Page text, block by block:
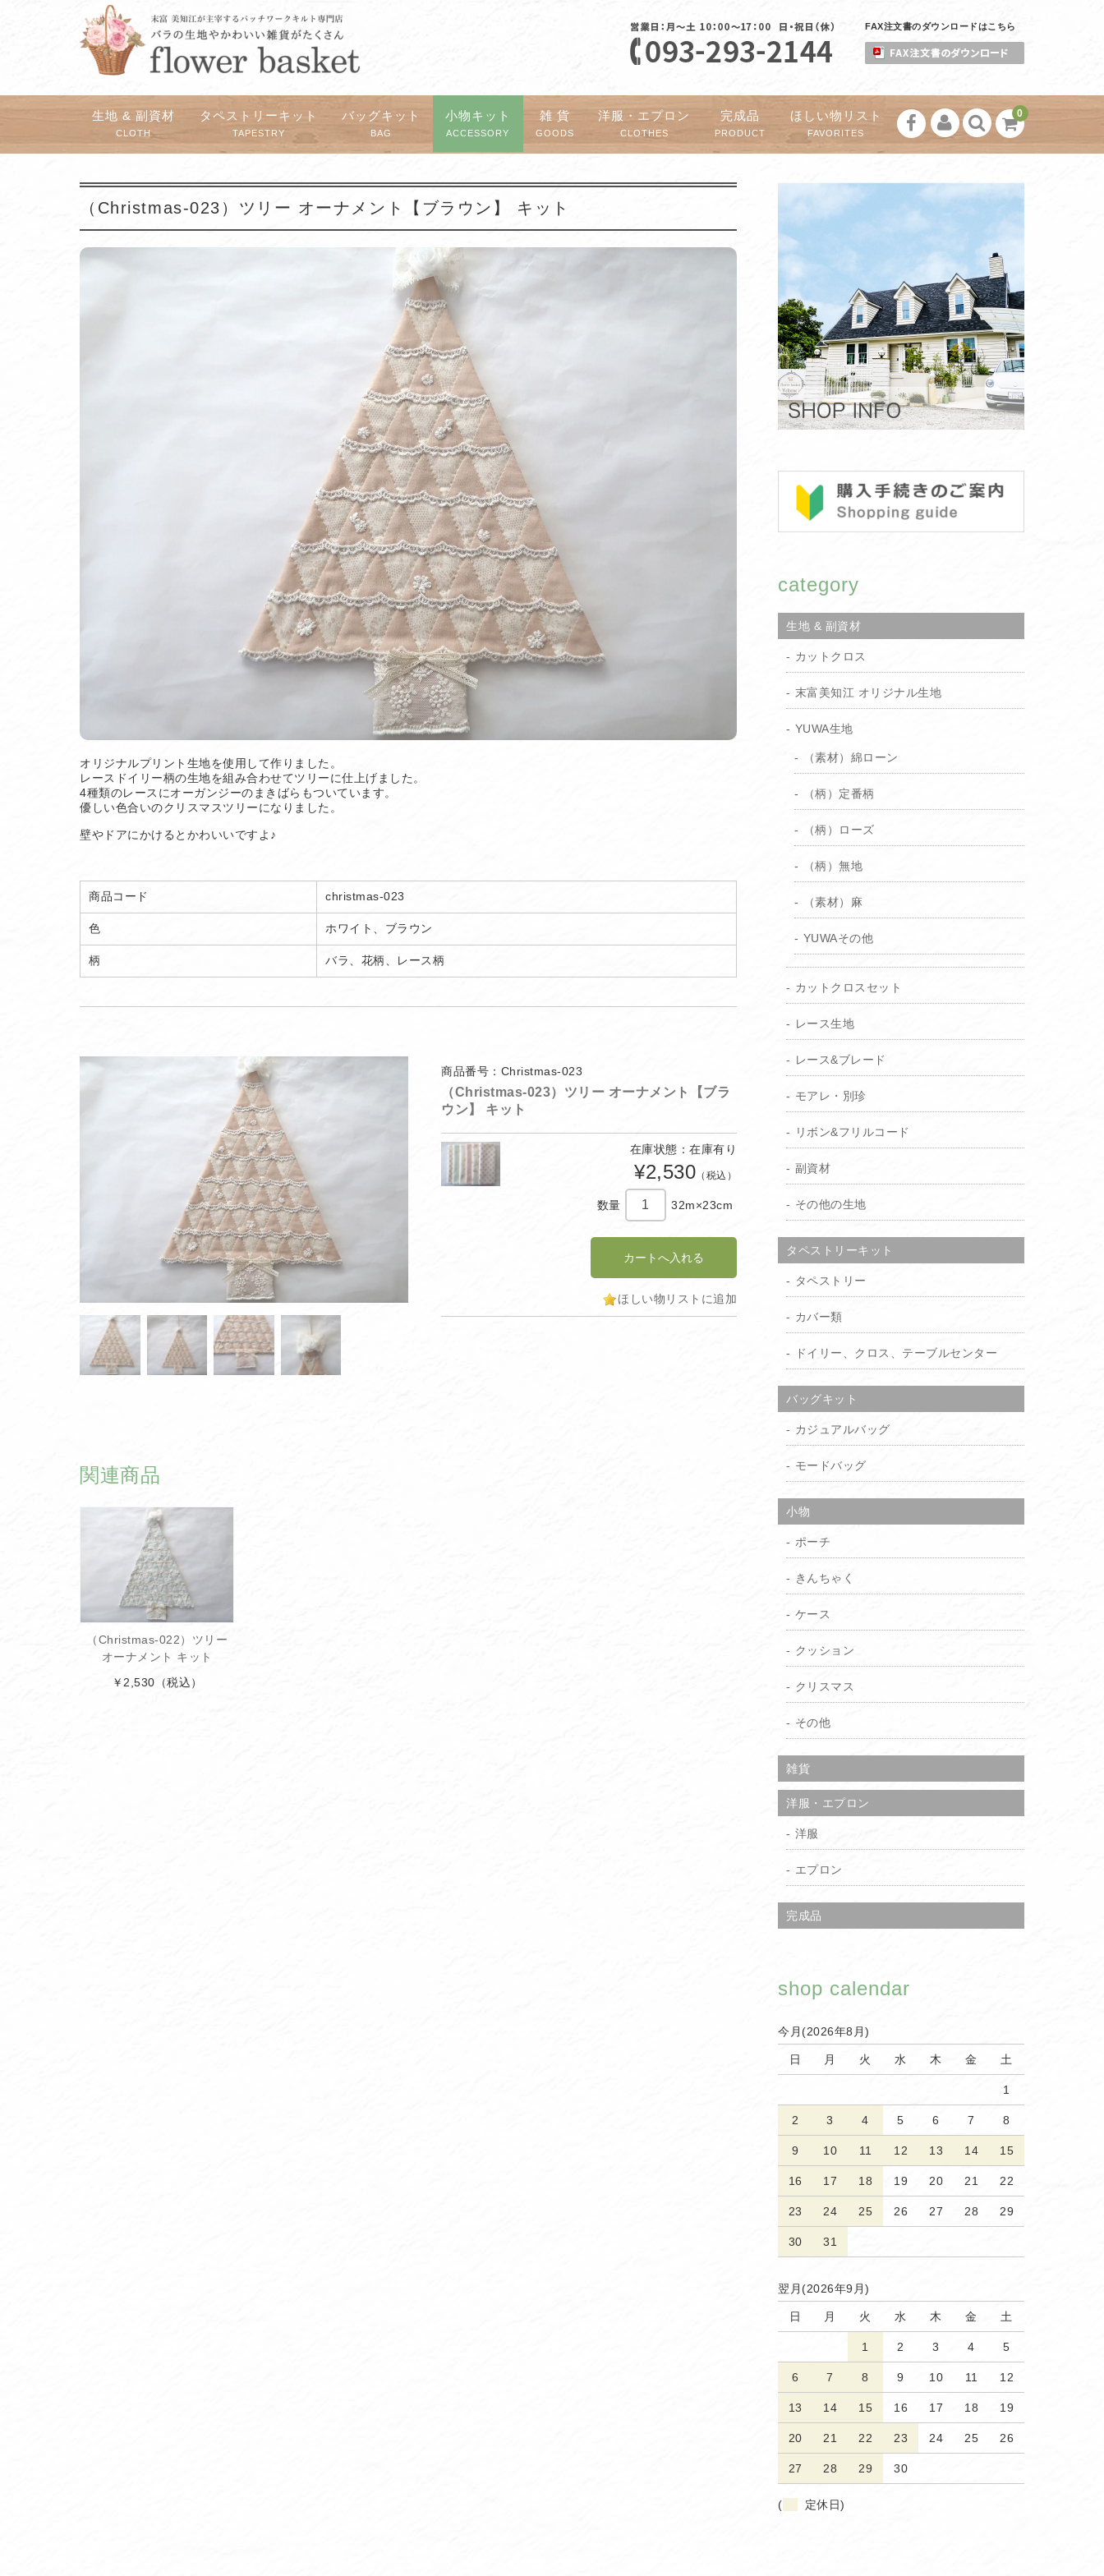
FAX注文書のダウンロードはこちら
0
生地 & 副資材
CLOTH
タペストリーキット
TAPESTRY
バッグキット
BAG
小物キット
ACCESSORY
雑 貨
GOODS
洋服・エプロン
CLOTHES
完成品
PRODUCT
ほしい物リスト
FAVORITES
（Christmas-023）ツリー オーナメント【ブラウン】 キット
オリジナルプリント生地を使用して作りました。
レースドイリー柄の生地を組み合わせてツリーに仕上げました。
4種類のレースにオーガンジーのまきばらもついています。
優しい色合いのクリスマスツリーになりました。
壁やドアにかけるとかわいいですよ♪
商品コード christmas-023
色 ホワイト、ブラウン
柄 バラ、花柄、レース柄
商品番号：Christmas-023
（Christmas-023）ツリー オーナメント【ブラ
ウン】 キット
在庫状態：在庫有り
¥2,530 （税込）
数量 32m×23cm
ほしい物リストに追加
関連商品
（Christmas-022）ツリー
オーナメント キット
￥2,530 （税込）
category
生地 & 副資材
カットクロス
末富美知江 オリジナル生地
YUWA生地
（素材）綿ローン
（柄）定番柄
（柄）ローズ
（柄）無地
（素材）麻
YUWAその他
カットクロスセット
レース生地
レース&ブレード
モアレ・別珍
リボン&フリルコード
副資材
その他の生地
タペストリーキット
タペストリー
カバー類
ドイリー、クロス、テーブルセンター
バッグキット
カジュアルバッグ
モードバッグ
小物
ポーチ
きんちゃく
ケース
クッション
クリスマス
その他
雑貨
洋服・エプロン
洋服
エプロン
完成品
shop calendar
今月(2026年8月)
日 月 火 水 木 金 土
1
2 3 4 5 6 7 8
9 10 11 12 13 14 15
16 17 18 19 20 21 22
23 24 25 26 27 28 29
30 31
翌月(2026年9月)
日 月 火 水 木 金 土
1 2 3 4 5
6 7 8 9 10 11 12
13 14 15 16 17 18 19
20 21 22 23 24 25 26
27 28 29 30
( 定休日)